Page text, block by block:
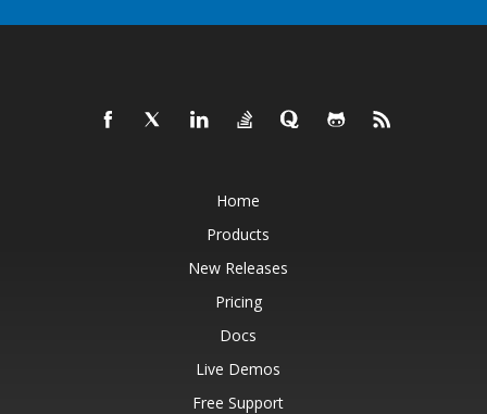
Home
Products
New Releases
Pricing
Docs
Live Demos
Free Support